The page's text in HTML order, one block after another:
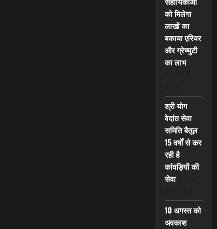
को मिलेगा
लाखों का
बकाया एरियर
और ग्रेच्युटी
का लाभ
श्री योग
वेदांत सेवा
समिति बैतूल
15 वर्षों से कर
रही है
कांवड़ियों की
सेवा
10 अगस्त को
अवकाश